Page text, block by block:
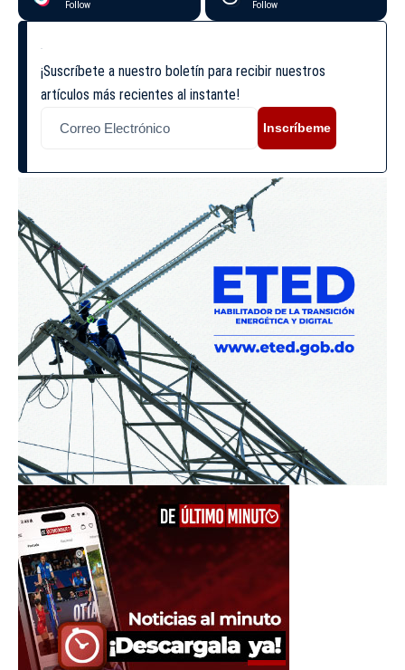
Follow Follow
¡Suscríbete a nuestro boletín para recibir nuestros
artículos más recientes al instante!
Inscríbeme